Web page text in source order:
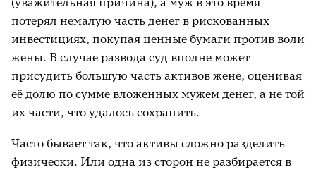
потерял немалую часть денег в рискованных
инвестициях, покупая ценные бумаги против воли
жены. В случае развода суд вполне может
присудить большую часть активов жене, оценивая
её долю по сумме вложенных мужем денег, а не той
их части, что удалось сохранить.
Часто бывает так, что активы сложно разделить
физически. Или одна из сторон не разбирается в